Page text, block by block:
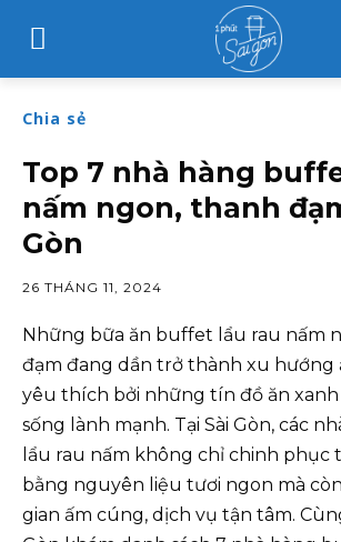
Chia sẻ
Top 7 nhà hàng
nấm ngon, thanh
Gòn
26 THÁNG 11, 2024
Những bữa ăn buffet lẩu rau nấm
đạm đang dần trở thành xu hướng
yêu thích bởi những tín đồ ăn xanh
sống lành mạnh. Tại Sài Gòn, các
lẩu rau nấm không chỉ chinh phục
bằng nguyên liệu tươi ngon mà
gian ấm cúng, dịch vụ tận tâm.